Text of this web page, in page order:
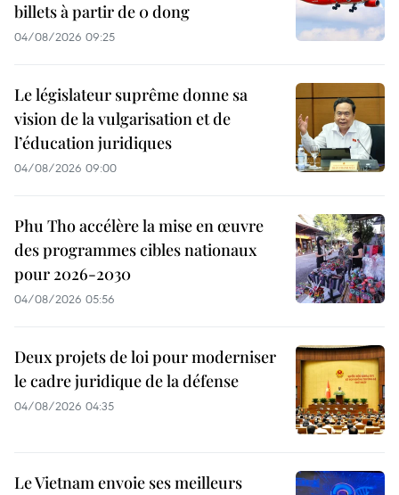
billets à partir de 0 dong
04/08/2026 09:25
Le législateur suprême donne sa
vision de la vulgarisation et de
l’éducation juridiques
04/08/2026 09:00
Phu Tho accélère la mise en œuvre
des programmes cibles nationaux
pour 2026-2030
04/08/2026 05:56
Deux projets de loi pour moderniser
le cadre juridique de la défense
04/08/2026 04:35
Le Vietnam envoie ses meilleurs